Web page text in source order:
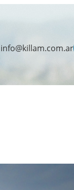
info@killam.com.ar